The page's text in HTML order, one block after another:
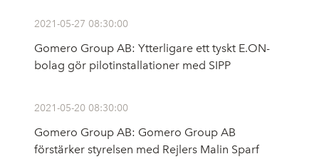
2021-05-27 08:30:00
Gomero Group AB: Ytterligare ett tyskt E.ON-
bolag gör pilotinstallationer med SIPP
2021-05-20 08:30:00
Gomero Group AB: Gomero Group AB
förstärker styrelsen med Rejlers Malin Sparf